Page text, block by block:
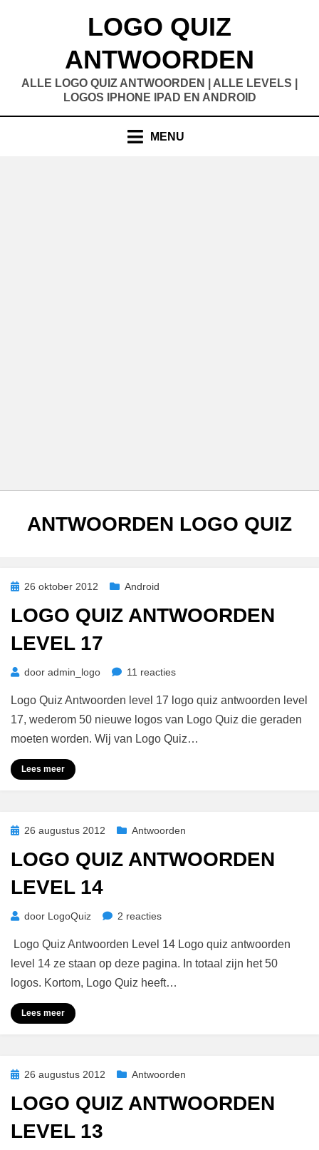
LOGO QUIZ
ANTWOORDEN
ALLE LOGO QUIZ ANTWOORDEN | ALLE LEVELS |
LOGOS IPHONE IPAD EN ANDROID
MENU
TAG
:
ANTWOORDEN LOGO QUIZ
Geplaatst
26 oktober 2012 Android
LOGO QUIZ ANTWOORDEN
LEVEL 17
door admin_logo 11 reactiesop
Quiz
Antwoorden
Level
Logo Quiz Antwoorden level 17 logo quiz antwoorden level
17, wederom 50 nieuwe logos van Logo Quiz die geraden
moeten worden. Wij van Logo Quiz…
Lees meer
Geplaatst
26 augustus 2012 Antwoorden
LOGO QUIZ ANTWOORDEN
LEVEL 14
door LogoQuiz 2 reactiesop
Quiz
Antwoorden
Level
Logo Quiz Antwoorden Level 14 Logo quiz antwoorden
level 14 ze staan op deze pagina. In totaal zijn het 50
logos. Kortom, Logo Quiz heeft…
Lees meer
Geplaatst
26 augustus 2012 Antwoorden
LOGO QUIZ ANTWOORDEN
LEVEL 13